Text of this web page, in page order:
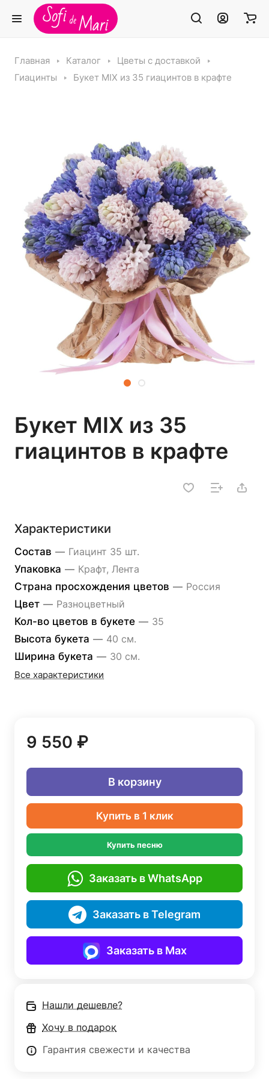
Главная Каталог
Цветы с доставкой
Гиацинты
Букет MIX из 35 гиацинтов в крафте
Букет MIX из 35
гиацинтов в крафте
Характеристики
Состав — Гиацинт 35 шт.
Упаковка — Крафт, Лента
Страна просхождения цветов — Россия
Цвет — Разноцветный
Кол-во цветов в букете — 35
Высота букета — 40 см.
Ширина букета — 30 см.
Все характеристики
9 550 ₽
В корзину
Купить в 1 клик
Купить песню
Заказать в WhatsApp
Заказать в Telegram
Заказать в Max
Нашли дешевле?
Хочу в подарок
Гарантия свежести и качества